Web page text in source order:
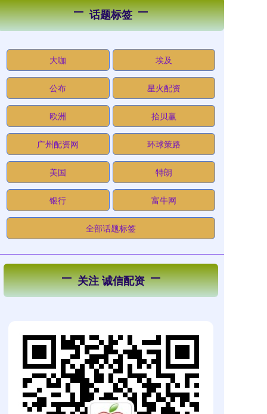
话题标签
大咖 埃及
公布 星火配资
欧洲 拾贝赢
广州配资网 环球策路
美国 特朗
银行 富牛网
全部话题标签
关注 诚信配资